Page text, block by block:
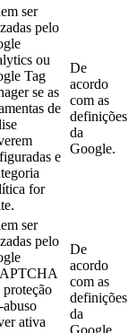
ser
pelo
ou
Tag
se as
de
e
for
De
acordo
com as
definições
da
Google.
ser
pelo
proteção
abuso
ativa
De
acordo
com as
definições
da
Google.